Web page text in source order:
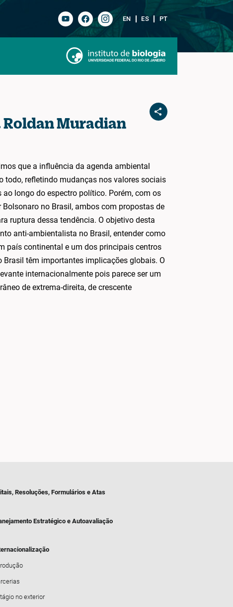
EN ES PT
Roldan Muradian
que a influência da agenda ambiental
todo, refletindo mudanças nos valores sociais
longo do espectro político. Porém, com os
no Brasil, ambos com propostas de
ruptura dessa tendência. O objetivo desta
anti-ambientalista no Brasil, entender como
país continental e um dos principais centros
têm importantes implicações globais. O
internacionalmente pois parece ser um
de extrema-direita, de crescente
Resoluções, Formulários e Atas
Estratégico e Autoavaliação
no exterior